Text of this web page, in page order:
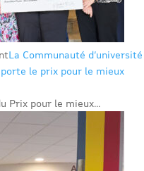
La Communauté d’université
le prix pour le mieux
Prix pour le mieux...